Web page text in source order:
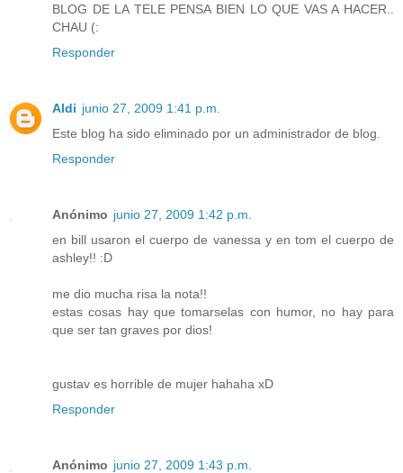
BLOG DE LA TELE PENSA BIEN LO QUE VAS A HACER..
CHAU (:
Responder
Aldi junio 27, 2009 1:41 p.m.
Este blog ha sido eliminado por un administrador de blog.
Responder
Anónimo junio 27, 2009 1:42 p.m.
en bill usaron el cuerpo de vanessa y en tom el cuerpo de
ashley!! :D
me dio mucha risa la nota!!
estas cosas hay que tomarselas con humor, no hay para
que ser tan graves por dios!
gustav es horrible de mujer hahaha xD
Responder
Anónimo junio 27, 2009 1:43 p.m.